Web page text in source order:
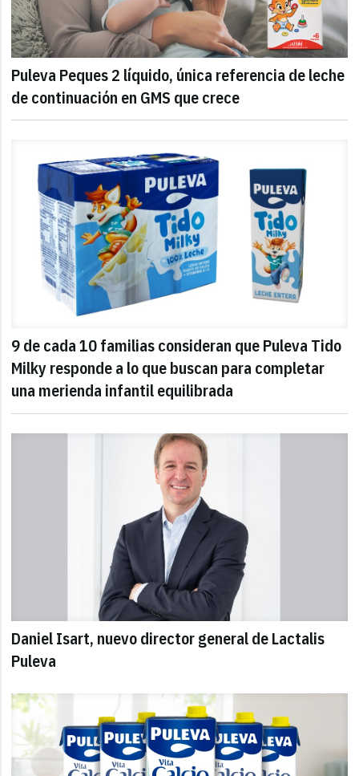
Puleva Peques 2 líquido, única referencia de leche
de continuación en GMS que crece
9 de cada 10 familias consideran que Puleva Tido
Milky responde a lo que buscan para completar
una merienda infantil equilibrada
Daniel Isart, nuevo director general de Lactalis
Puleva